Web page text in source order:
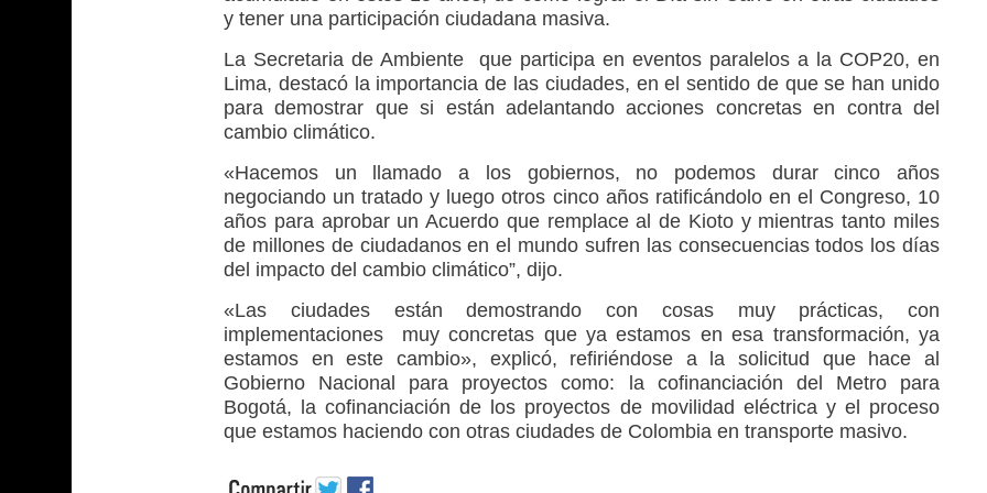
y tener una participación ciudadana masiva.
La Secretaria de Ambiente que participa en eventos paralelos a la COP20, en
Lima, destacó la importancia de las ciudades, en el sentido de que se han unido
para demostrar que si están adelantando acciones concretas en contra del
cambio climático.
«Hacemos un llamado a los gobiernos, no podemos durar cinco años
negociando un tratado y luego otros cinco años ratificándolo en el Congreso, 10
años para aprobar un Acuerdo que remplace al de Kioto y mientras tanto miles
de millones de ciudadanos en el mundo sufren las consecuencias todos los días
del impacto del cambio climático”, dijo.
«Las ciudades están demostrando con cosas muy prácticas, con
implementaciones muy concretas que ya estamos en esa transformación, ya
estamos en este cambio», explicó, refiriéndose a la solicitud que hace al
Gobierno Nacional para proyectos como: la cofinanciación del Metro para
Bogotá, la cofinanciación de los proyectos de movilidad eléctrica y el proceso
que estamos haciendo con otras ciudades de Colombia en transporte masivo.